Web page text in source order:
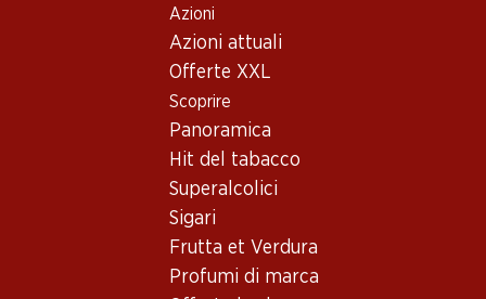
Azioni
Azioni attuali
Offerte XXL
Scoprire
Panoramica
Hit del tabacco
Superalcolici
Sigari
Frutta et Verdura
Profumi di marca
Assortimento vini
Syrah - Vino rosé
Vino rosé
Verger du Soleil Syrah Rosé
Séduction Syrah/Cinsault